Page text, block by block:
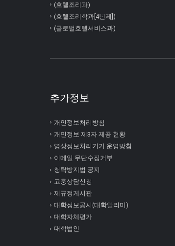
(호텔조리과)
(호텔조리학과[4년제])
(글로벌호텔서비스과)
추가정보
개인정보처리방침
개인정보 제3자 제공 현황
영상정보처리기기 운영방침
이메일 무단수집거부
청탁방지법 공지
고충상담신청
제규정게시판
대학정보공시(대학알리미)
대학자체평가
대학법인